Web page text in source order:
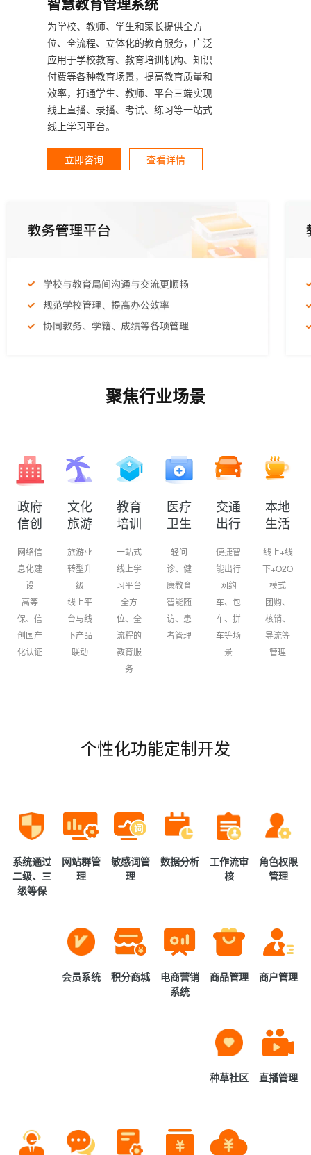
为学校、教师、学生和家长提供全方
位、全流程、立体化的教育服务，广泛
应用于学校教育、教育培训机构、知识
付费等各种教育场景，提高教育质量和
效率，打通学生、教师、平台三端实现
线上直播、录播、考试、练习等一站式
线上学习平台。
立即咨询 查看详情
聚焦行业场景
政府
信创
网络信
息化建
设
高等
保、信
创国产
化认证
文化
旅游
旅游业
转型升
级
线上平
台与线
下产品
联动
教育
培训
一站式
线上学
习平台
全方
位、全
流程的
教育服
务
医疗
卫生
轻问
诊、健
康教育
智能随
访、患
者管理
交通
出行
便捷智
能出行
网约
车、包
车、拼
车等场
景
本地
生活
线上+线
下+O2O
模式
团购、
核销、
导流等
管理
个性化功能定制开发
系统通过
二级、三
级等保
网站群管
理
敏感词管
理
数据分析
工作流审
核
角色权限
管理
会员系统 积分商城
电商营销
系统
商品管理 商户管理
种草社区 直播管理